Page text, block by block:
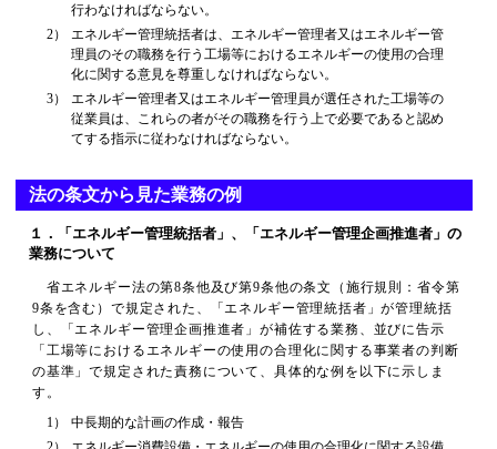
行わなければならない。
2）
エネルギー管理統括者は、エネルギー管理者又はエネルギー管
理員のその職務を行う工場等におけるエネルギーの使用の合理
化に関する意見を尊重しなければならない。
3）
エネルギー管理者又はエネルギー管理員が選任された工場等の
従業員は、これらの者がその職務を行う上で必要であると認め
てする指示に従わなければならない。
法の条文から見た業務の例
１．「エネルギー管理統括者」、「エネルギー管理企画推進者」の
業務について
省エネルギー法の第8条他及び第9条他の条文（施行規則：省令第
9条を含む）で規定された、「エネルギー管理統括者」が管理統括
し、「エネルギー管理企画推進者」が補佐する業務、並びに告示
「工場等におけるエネルギーの使用の合理化に関する事業者の判断
の基準」で規定された責務について、具体的な例を以下に示しま
す。
1）
中長期的な計画の作成・報告